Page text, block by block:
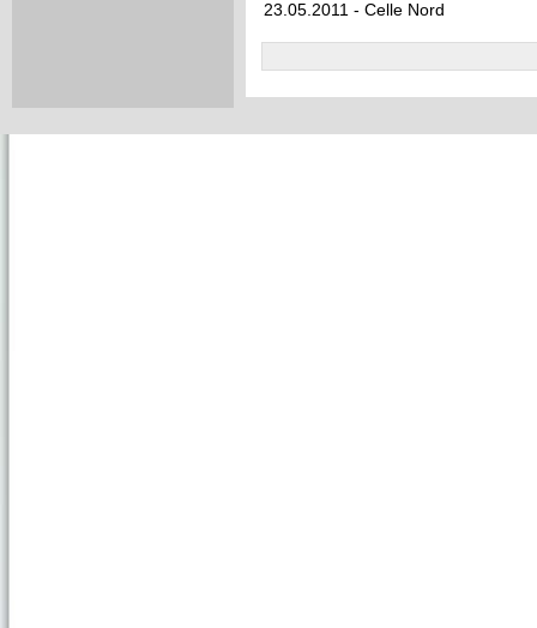
23.05.2011 - Celle Nord